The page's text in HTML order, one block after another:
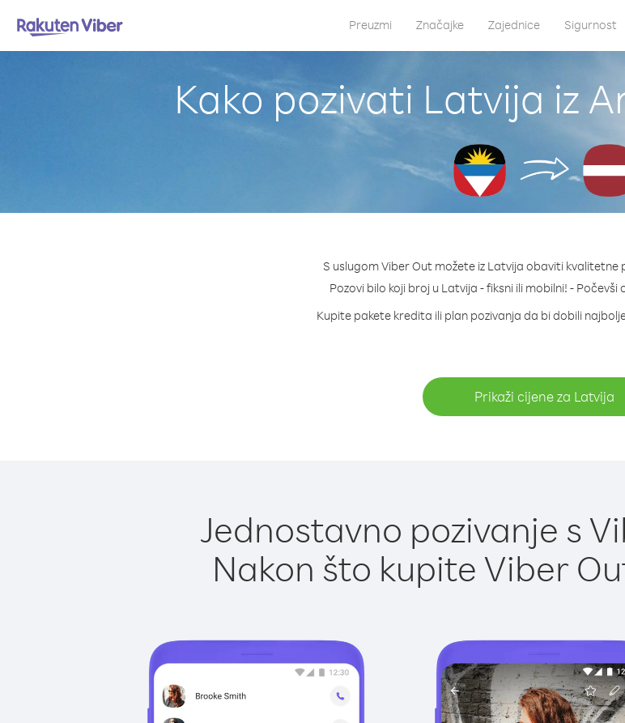
Preuzmi Značajke Zajednice Sigurnost
Kako pozivati Latvija iz
S uslugom Viber Out možete iz Latvija obaviti kvalitetne
Pozovi bilo koji broj u Latvija - fiksni ili mobilni! - Počevši
Kupite pakete kredita ili plan pozivanja da bi dobili
Prikaži cijene za Latvija
Jednostavno pozivanje s
Nakon što kupite Viber